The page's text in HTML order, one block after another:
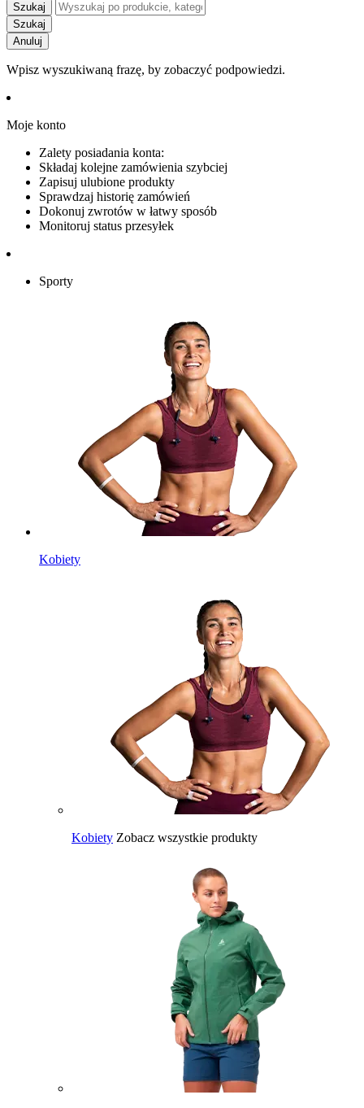
Szukaj
Szukaj
Anuluj
Wpisz wyszukiwaną frazę, by zobaczyć podpowiedzi.
Moje konto
Zalety posiadania konta:
Składaj kolejne zamówienia szybciej
Zapisuj ulubione produkty
Sprawdzaj historię zamówień
Dokonuj zwrotów w łatwy sposób
Monitoruj status przesyłek
Sporty
Kobiety
Kobiety Zobacz wszystkie produkty